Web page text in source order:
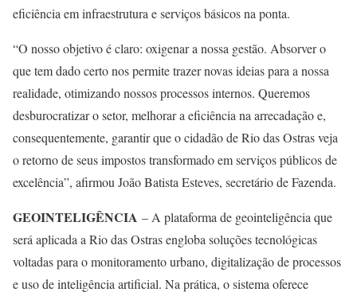
eficiência em infraestrutura e serviços básicos na ponta.
“O nosso objetivo é claro: oxigenar a nossa gestão. Absorver o
que tem dado certo nos permite trazer novas ideias para a nossa
realidade, otimizando nossos processos internos. Queremos
desburocratizar o setor, melhorar a eficiência na arrecadação e,
consequentemente, garantir que o cidadão de Rio das Ostras veja
o retorno de seus impostos transformado em serviços públicos de
excelência”, afirmou João Batista Esteves, secretário de Fazenda.
GEOINTELIGÊNCIA – A plataforma de geointeligência que
será aplicada a Rio das Ostras engloba soluções tecnológicas
voltadas para o monitoramento urbano, digitalização de processos
e uso de inteligência artificial. Na prática, o sistema oferece